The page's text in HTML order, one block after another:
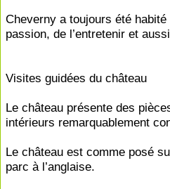
Cheverny a toujours été
passion, de l’entretenir et
Visites guidées du château
Le château présente des
intérieurs remarquablement
Le château est comme posé
parc à l’anglaise.